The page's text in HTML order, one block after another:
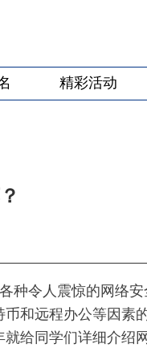
精彩活动
种令人震惊的网络安
币和远程办公等因素
给同学们详细介绍